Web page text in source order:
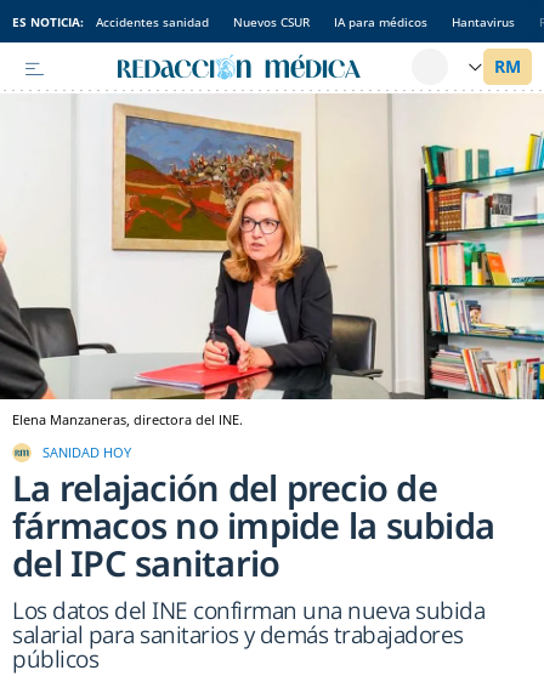
ES NOTICIA: Accidentes sanidad Nuevos CSUR IA para médicos Hantavirus
Elena Manzaneras, directora del INE.
SANIDAD HOY
La relajación del precio de
fármacos no impide la subida
del IPC sanitario
Los datos del INE confirman una nueva subida
salarial para sanitarios y demás trabajadores
públicos